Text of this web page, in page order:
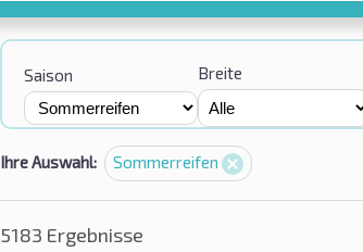
Saison Breite
Ihre Auswahl: Sommerreifen
5183 Ergebnisse